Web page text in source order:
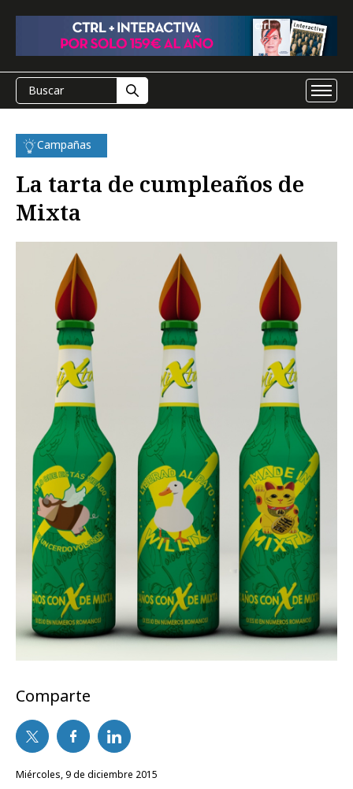
Campañas
La tarta de cumpleaños de
Mixta
Comparte
miércoles, 9 de diciembre 2015